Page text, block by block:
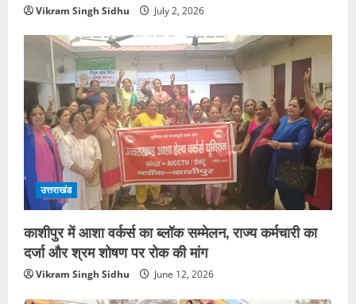
Vikram Singh Sidhu July 2, 2026
उत्तराखंड
काशीपुर में आशा वर्कर्स का ब्लॉक सम्मेलन, राज्य कर्मचारी का
दर्जा और श्रम शोषण पर रोक की मांग
Vikram Singh Sidhu June 12, 2026